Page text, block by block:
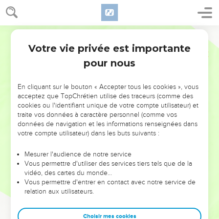
NE MANQUEZ PAS L’ÉVÉNEMENT
DE L’ANNÉE !
ET SI LEURS ERREURS POUVAIENT VOUS ÉVITER LES
VOTRES ?
leur foi ou leur vision. Mais on voit moins les doutes, les erreurs
et les saisons difficiles qu'ils ont traversés, alors même que ce
sont elles qui les ont façonnés.
Dans cette conférence, leaders, entrepreneurs, et responsables
clés pour avancer avec plus de sagesse afin que leurs erreurs
Votre vie privée est importante
pour nous
En cliquant sur le bouton « Accepter tous les cookies », vous
acceptez que TopChrétien utilise des traceurs (comme des
cookies ou l'identifiant unique de votre compte utilisateur) et
traite vos données à caractère personnel (comme vos
données de navigation et les informations renseignées dans
votre compte utilisateur) dans les buts suivants :
Mesurer l'audience de notre service
Vous permettre d'utiliser des services tiers tels que de la
vidéo, des cartes du monde…
Vous permettre d'entrer en contact avec notre service de
relation aux utilisateurs.
Choisir mes cookies